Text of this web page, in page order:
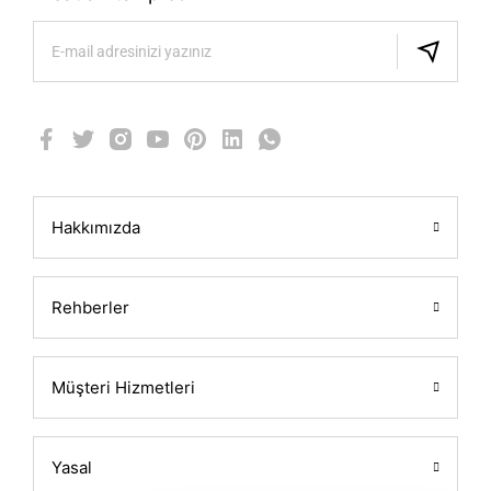
Hakkımızda
Rehberler
Müşteri Hizmetleri
Yasal